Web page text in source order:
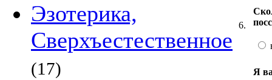
Эзотерика,
Сверхъестественное
(17)
6.
Я